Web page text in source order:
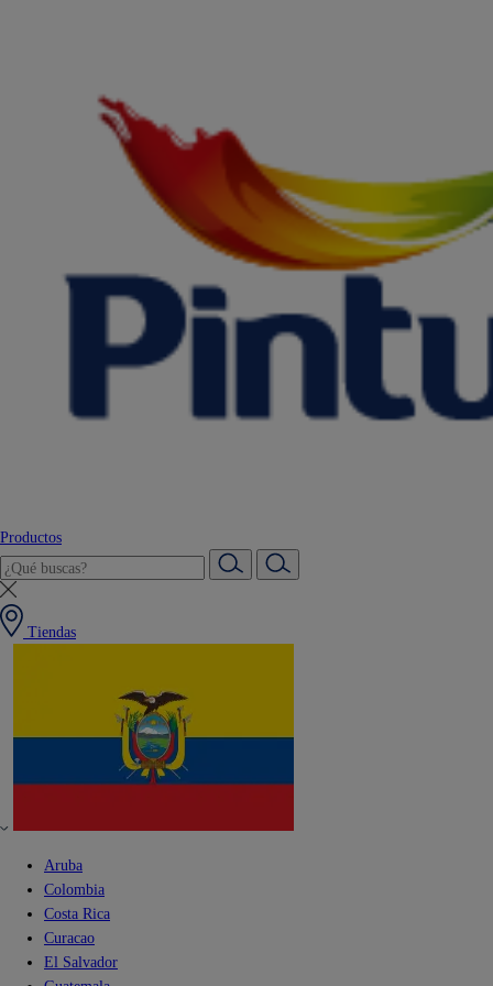
Productos
Tiendas
Aruba
Colombia
Costa Rica
Curacao
El Salvador